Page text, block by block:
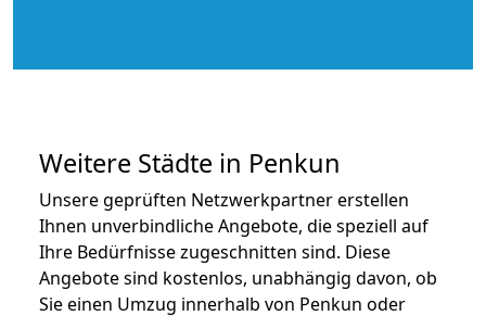
Weitere Städte in Penkun
Unsere geprüften Netzwerkpartner erstellen
Ihnen unverbindliche Angebote, die speziell auf
Ihre Bedürfnisse zugeschnitten sind. Diese
Angebote sind kostenlos, unabhängig davon, ob
Sie einen Umzug innerhalb von Penkun oder